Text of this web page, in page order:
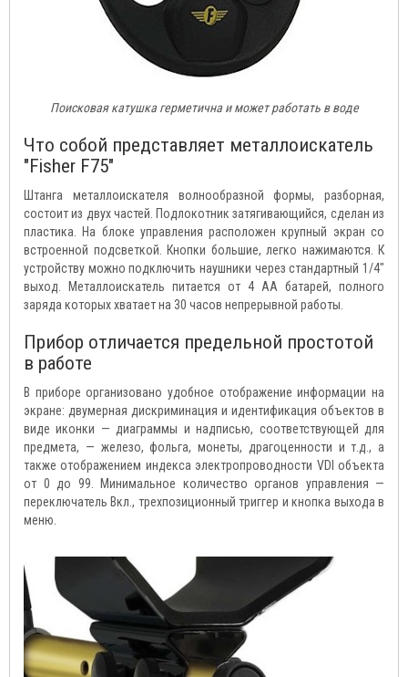
Поисковая катушка герметична и может работать в воде
Что собой представляет металлоискатель
"Fisher F75"
Штанга металлоискателя волнообразной формы, разборная,
состоит из двух частей. Подлокотник затягивающийся, сделан из
пластика. На блоке управления расположен крупный экран со
встроенной подсветкой. Кнопки большие, легко нажимаются. К
устройству можно подключить наушники через стандартный 1/4"
выход. Металлоискатель питается от 4 AA батарей, полного
заряда которых хватает на 30 часов непрерывной работы.
Прибор отличается предельной простотой
в работе
В приборе организовано удобное отображение информации на
экране: двумерная дискриминация и идентификация объектов в
виде иконки — диаграммы и надписью, соответствующей для
предмета, — железо, фольга, монеты, драгоценности и т.д., а
также отображением индекса электропроводности VDI объекта
от 0 до 99. Минимальное количество органов управления —
переключатель Вкл., трехпозиционный триггер и кнопка выхода в
меню.